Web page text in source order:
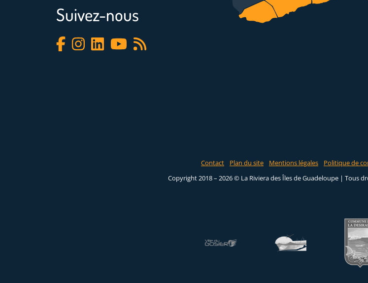
Suivez-nous
Contact Plan du site Mentions légales Politique de
Copyright 2018 – 2026 © La Riviera des Îles de Guadeloupe | Tous